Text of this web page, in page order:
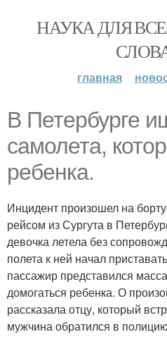
НАУКА ДЛЯ
главная
В Петербурге
самолета,
ребенка.
Инцидент произошел на
рейсом из Сургута в
девочка летела без
полета к ней начал
пассажир представился
домогаться ребенка. О
рассказала отцу, который
мужчина обратился в